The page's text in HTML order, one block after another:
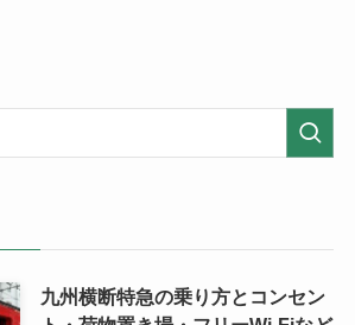
九州横断特急の乗り方とコンセン